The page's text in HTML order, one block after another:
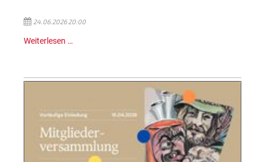
24.06.2026 20:00
Weiterlesen …